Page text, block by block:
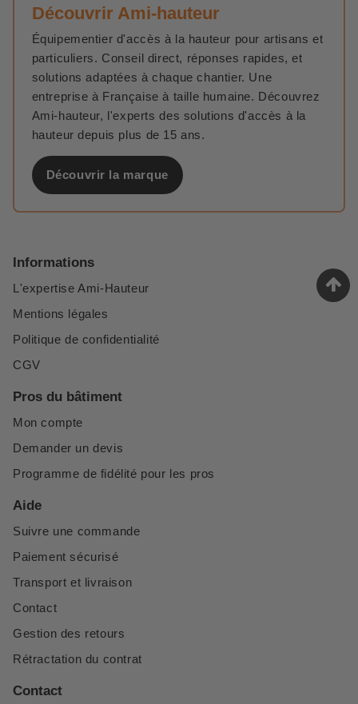
Découvrir Ami-hauteur
Équipementier d'accès à la hauteur pour artisans et
particuliers. Conseil direct, réponses rapides, et
solutions adaptées à chaque chantier. Une
entreprise à Française à taille humaine. Découvrez
Ami-hauteur, l'experts des solutions d'accès à la
hauteur depuis plus de 15 ans.
Découvrir la marque
Informations
L'expertise Ami-Hauteur
Mentions légales
Politique de confidentialité
CGV
Pros du bâtiment
Mon compte
Demander un devis
Programme de fidélité pour les pros
Aide
Suivre une commande
Paiement sécurisé
Transport et livraison
Contact
Gestion des retours
Rétractation du contrat
Contact